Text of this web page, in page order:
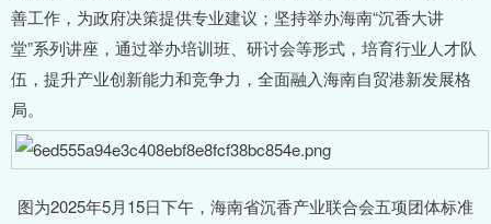
善工作，为政府决策提供专业建议；坚持举办海南“沉香大讲
堂”系列讲座，通过举办培训班、研讨会等形式，培育行业人才队
伍，提升产业创新能力和竞争力，全面融入海南自贸港新发展格
局。
图为2025年5月15日下午，海南省沉香产业联合会五项团体标准